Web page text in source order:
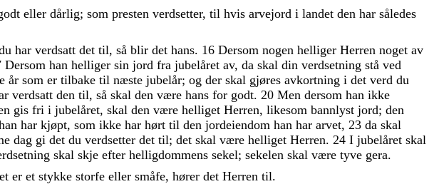
eller dårlig; som presten verdsetter, til hvis arvejord i landet den har således
har verdsatt det til, så blir det hans. 16 Dersom nogen helliger Herren noget av
Dersom han helliger sin jord fra jubelåret av, da skal din verdsetning stå ved
år som er tilbake til næste jubelår; og der skal gjøres avkortning i det verd du
verdsatt den til, så skal den være hans for godt. 20 Men dersom han ikke
gis fri i jubelåret, skal den være helliget Herren, likesom bannlyst jord; den
har kjøpt, som ikke har hørt til den jordeiendom han har arvet, 23 da skal
dag gi det du verdsetter det til; det skal være helliget Herren. 24 I jubelåret skal
skal skje efter helligdommens sekel; sekelen skal være tyve gera.
er et stykke storfe eller småfe, hører det Herren til.